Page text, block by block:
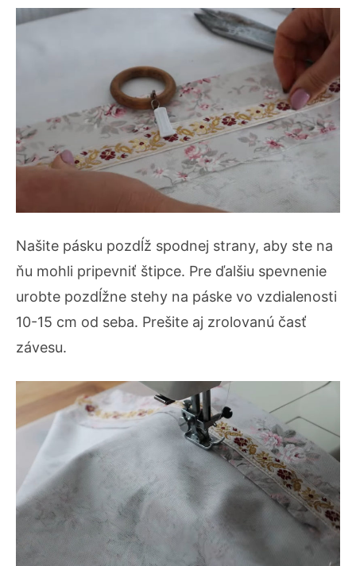
Našite pásku pozdĺž spodnej strany, aby ste na
ňu mohli pripevniť štipce. Pre ďalšiu spevnenie
urobte pozdĺžne stehy na páske vo vzdialenosti
10-15 cm od seba. Prešite aj zrolovanú časť
závesu.